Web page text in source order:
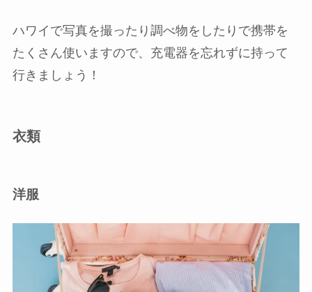
ハワイで写真を撮ったり調べ物をしたりで携帯を
たくさん使いますので、充電器を忘れずに持って
行きましょう！
衣類
洋服